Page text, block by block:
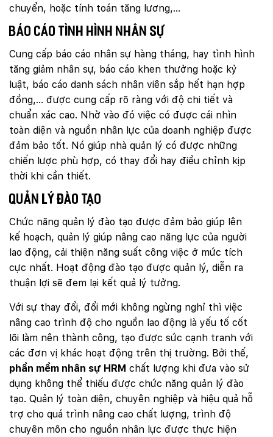
chuyển, hoặc tính toán tăng lương,…
Báo cáo tình hình nhân sự
Cung cấp báo cáo nhân sự hàng tháng, hay tình hình
tăng giảm nhân sự, báo cáo khen thưởng hoặc kỷ
luật, báo cáo danh sách nhân viên sắp hết hạn hợp
đồng,… được cung cấp rõ ràng với độ chi tiết và
chuẩn xác cao. Nhờ vào đó việc có được cái nhìn
toàn diện và nguồn nhân lực của doanh nghiệp được
đảm bảo tốt. Nó giúp nhà quản lý có được những
chiến lược phù hợp, có thay đổi hay điều chỉnh kịp
thời khi cần thiết.
Quản lý đào tạo
Chức năng quản lý đào tạo được đảm bảo giúp lên
kế hoạch, quản lý giúp nâng cao năng lực của người
lao động, cải thiện năng suất công việc ở mức tích
cực nhất. Hoạt động đào tạo được quản lý, diễn ra
thuận lợi sẽ đem lại kết quả lý tưởng.
Với sự thay đổi, đổi mới không ngừng nghỉ thì việc
nâng cao trình độ cho nguồn lao động là yếu tố cốt
lõi làm nên thành công, tạo được sức cạnh tranh với
các đơn vị khác hoạt động trên thị trường. Bởi thế,
phần mềm nhân sự HRM chất lượng khi đưa vào sử
dụng không thể thiếu được chức năng quản lý đào
tạo. Quản lý toàn diện, chuyên nghiệp và hiệu quả hỗ
trợ cho quá trình nâng cao chất lượng, trình độ
chuyên môn cho nguồn nhân lực được thực hiện